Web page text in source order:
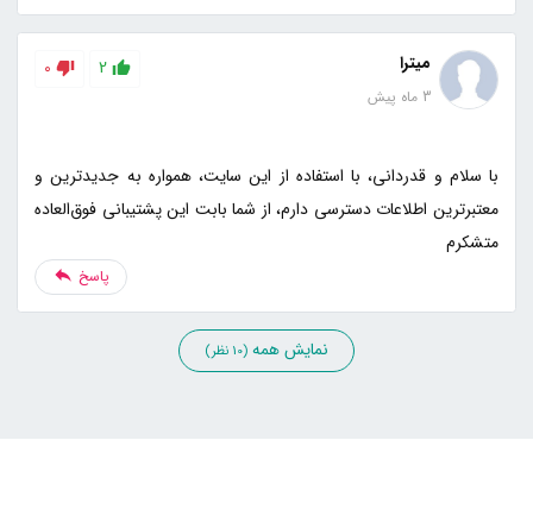
میترا
3 ماه پیش
2
0
با سلام و قدردانی، با استفاده از این سایت، همواره به جدیدترین و
معتبرترین اطلاعات دسترسی دارم، از شما بابت این پشتیبانی فوق‌العاده
متشکرم
پاسخ
نمایش همه (10 نظر)